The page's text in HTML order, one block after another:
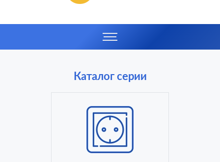
Каталог серии